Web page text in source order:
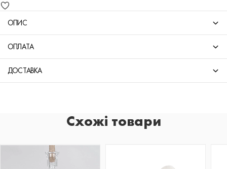
ОПИС
ОПЛАТА
ДОСТАВКА
Схожі товари